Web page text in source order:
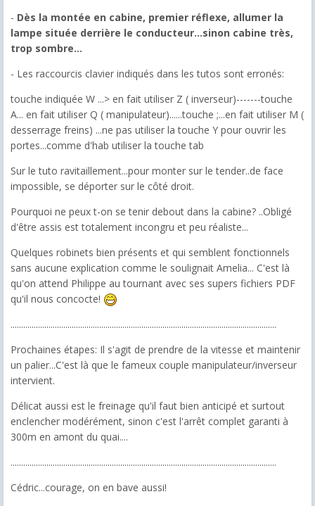
- Dès la montée en cabine, premier réflexe, allumer la
lampe située derrière le conducteur...sinon cabine très,
trop sombre...
- Les raccourcis clavier indiqués dans les tutos sont erronés:
touche indiquée W ...> en fait utiliser Z ( inverseur)-------touche
A... en fait utiliser Q ( manipulateur)......touche ;...en fait utiliser M (
desserrage freins) ...ne pas utiliser la touche Y pour ouvrir les
portes...comme d'hab utiliser la touche tab
Sur le tuto ravitaillement...pour monter sur le tender..de face
impossible, se déporter sur le côté droit.
Pourquoi ne peux t-on se tenir debout dans la cabine? ..Obligé
d'être assis est totalement incongru et peu réaliste...
Quelques robinets bien présents et qui semblent fonctionnels
sans aucune explication comme le soulignait Amelia... C'est là
qu'on attend Philippe au tournant avec ses supers fichiers PDF
qu'il nous concocte!
..............................................................................................................................
Prochaines étapes: Il s'agit de prendre de la vitesse et maintenir
un palier...C'est là que le fameux couple manipulateur/inverseur
intervient.
Délicat aussi est le freinage qu'il faut bien anticipé et surtout
enclencher modérément, sinon c'est l'arrêt complet garanti à
300m en amont du quai....
..............................................................................................................................
Cédric...courage, on en bave aussi!